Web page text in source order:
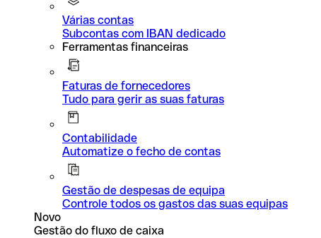
Várias contas
Subcontas com IBAN dedicado
Ferramentas financeiras
Faturas de fornecedores
Tudo para gerir as suas faturas
Contabilidade
Automatize o fecho de contas
Gestão de despesas de equipa
Controle todos os gastos das suas equipas
Novo
Gestão do fluxo de caixa